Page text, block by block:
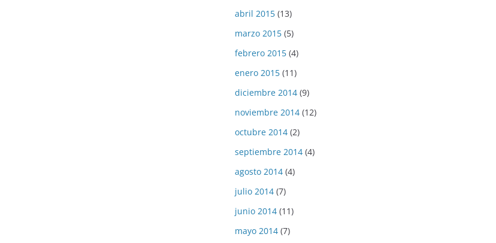
abril 2015 (13)
marzo 2015 (5)
febrero 2015 (4)
enero 2015 (11)
diciembre 2014 (9)
noviembre 2014 (12)
octubre 2014 (2)
septiembre 2014 (4)
agosto 2014 (4)
julio 2014 (7)
junio 2014 (11)
mayo 2014 (7)